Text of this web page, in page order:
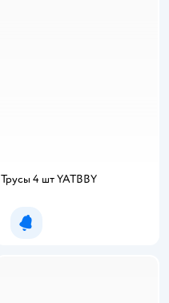
Трусы 4 шт YATBBY
Уведомить о появлении